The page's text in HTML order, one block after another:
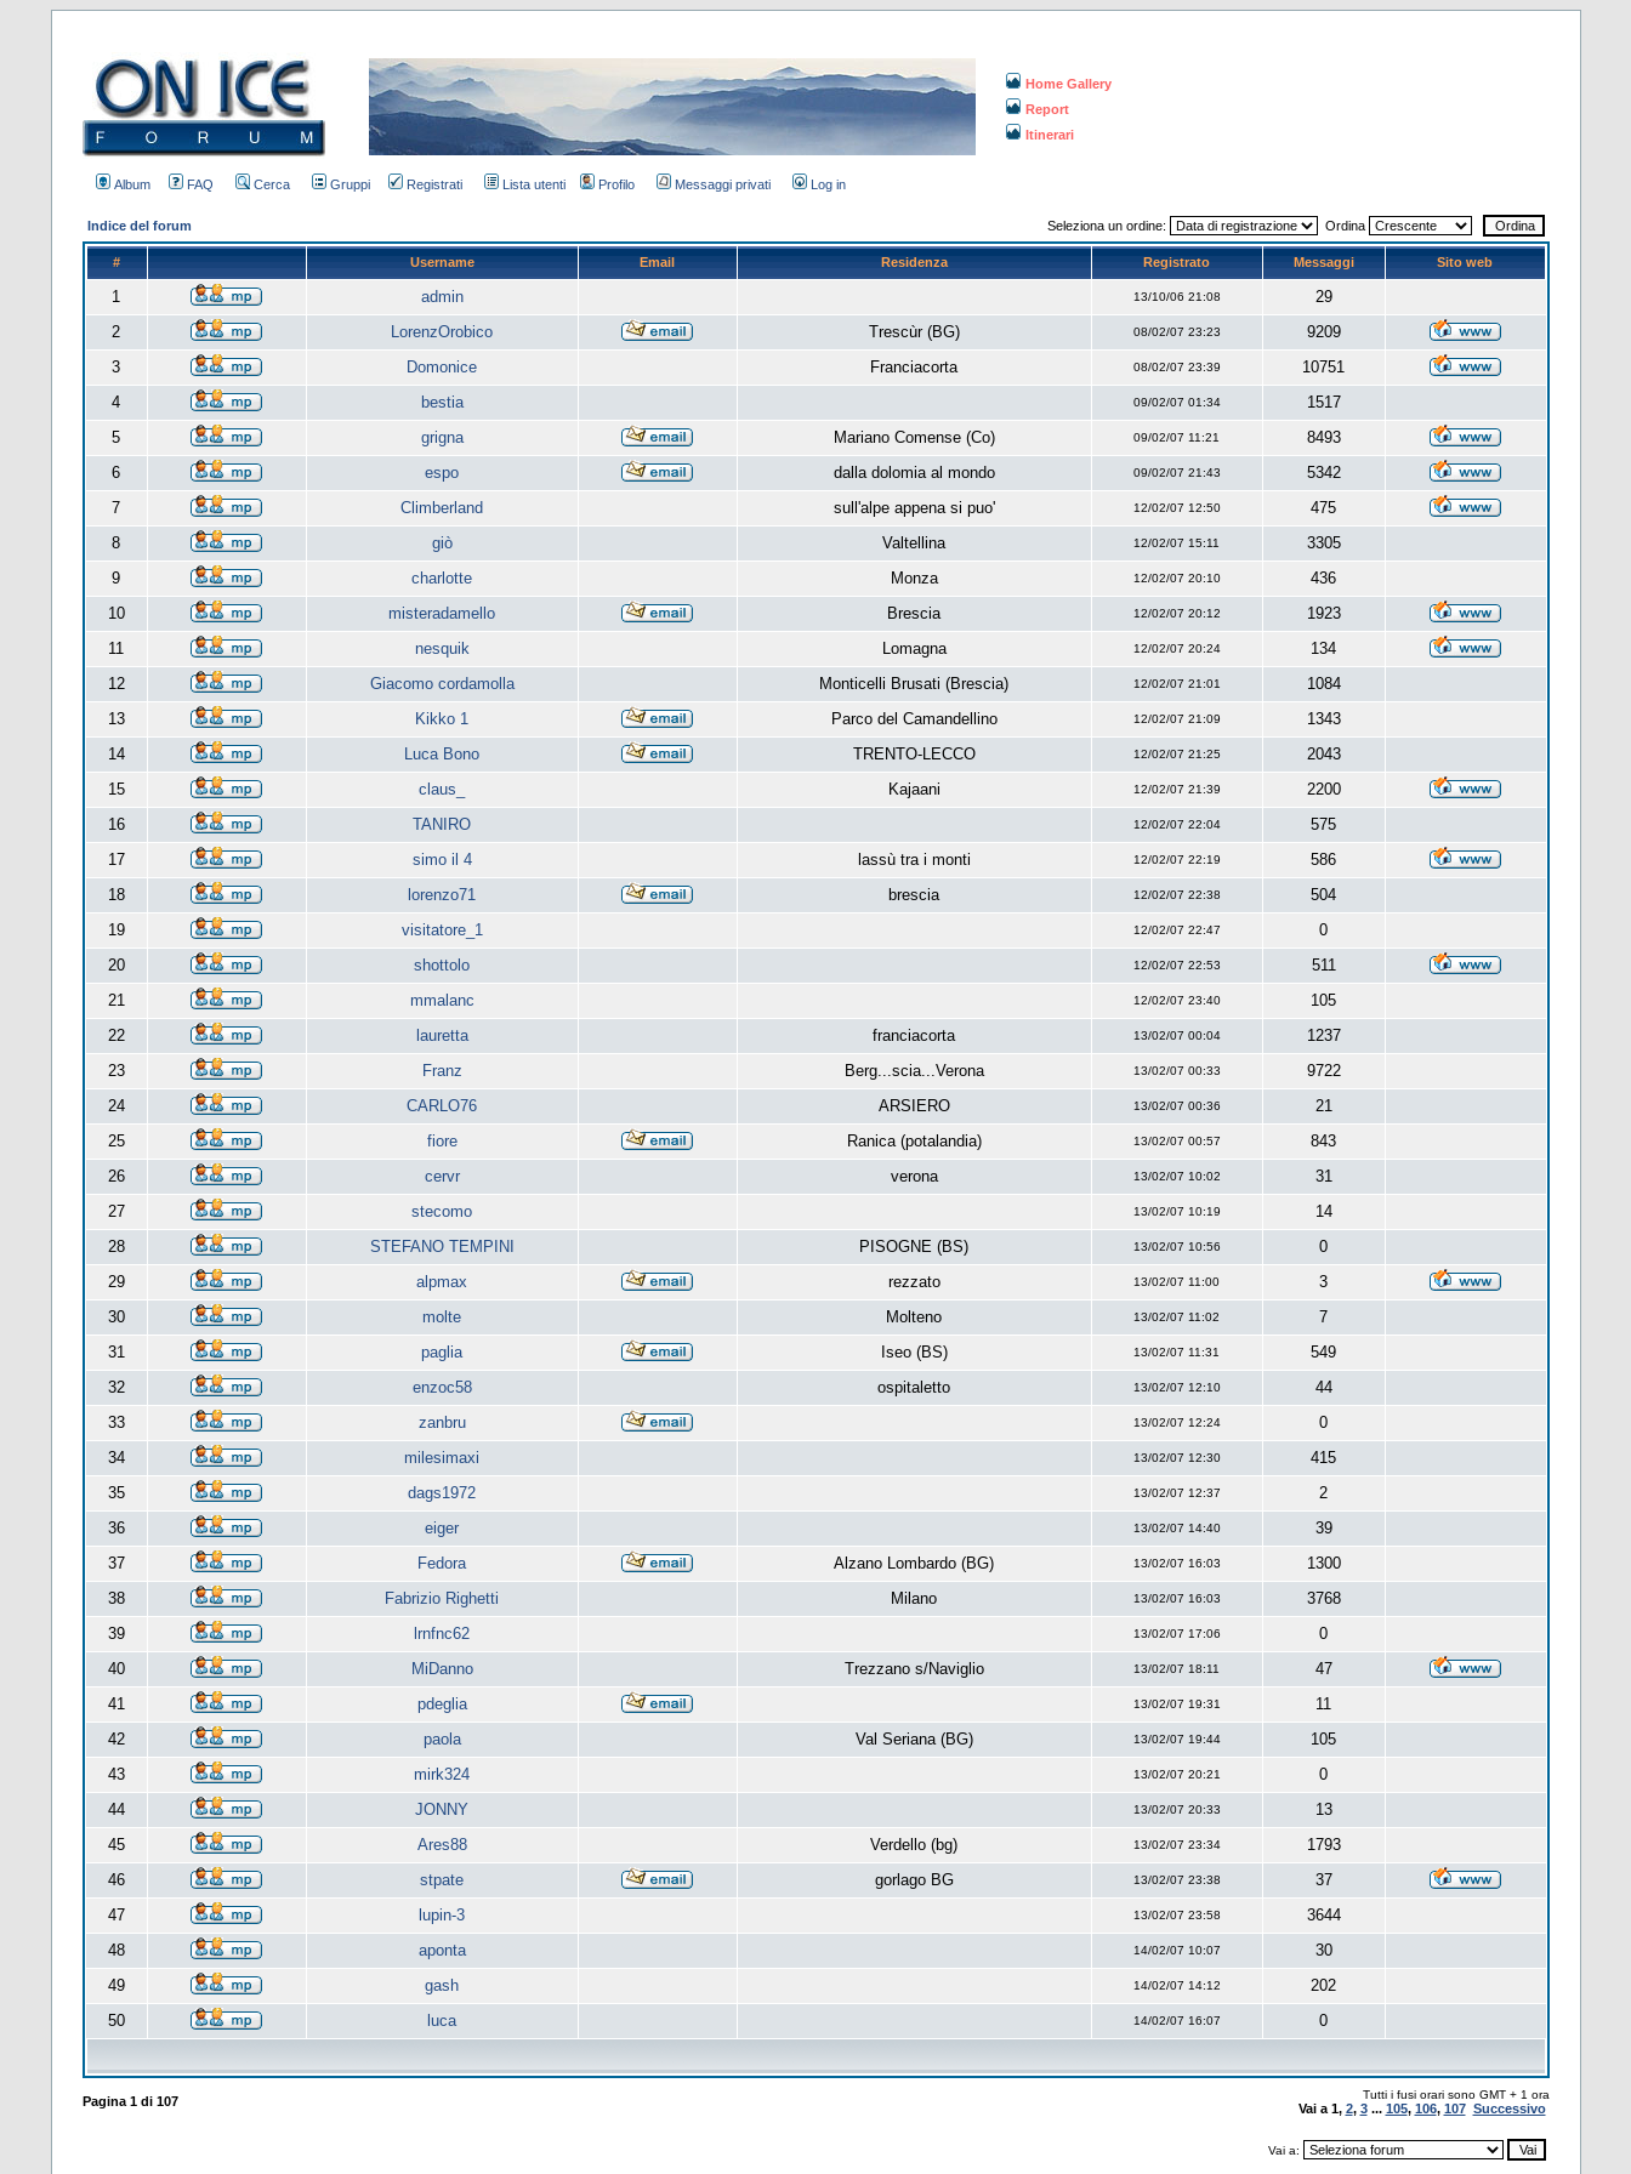
Home Gallery
Report
Itinerari
Album FAQ Cerca Gruppi Registrati Lista utenti Profilo Messaggi privati Log in
Indice del forum Seleziona un ordine: Ordina
# Username Email Residenza Registrato Messaggi Sito web
1 admin 13/10/06 21:08
29
2
LorenzOrobico Trescùr (BG) 08/02/07 23:23
9209
3
Domonice Franciacorta 08/02/07 23:39
10751
4
bestia 09/02/07 01:34
1517
5
grigna Mariano Comense (Co) 09/02/07 11:21
8493
6
espo dalla dolomia al mondo 09/02/07 21:43
5342
7
Climberland sull'alpe appena si puo' 12/02/07 12:50
475
8
giò Valtellina 12/02/07 15:11
3305
9
charlotte Monza 12/02/07 20:10
436
10
misteradamello Brescia 12/02/07 20:12
1923
11
nesquik Lomagna 12/02/07 20:24
134
12
Giacomo cordamolla Monticelli Brusati (Brescia) 12/02/07 21:01
1084
13
Kikko 1 Parco del Camandellino 12/02/07 21:09
1343
14
Luca Bono TRENTO-LECCO 12/02/07 21:25
2043
15
claus_ Kajaani 12/02/07 21:39
2200
16
TANIRO 12/02/07 22:04
575
17
simo il 4 lassù tra i monti 12/02/07 22:19
586
18
lorenzo71 brescia 12/02/07 22:38
504
19
visitatore_1 12/02/07 22:47
0
20
shottolo 12/02/07 22:53
511
21
mmalanc 12/02/07 23:40
105
22
lauretta franciacorta 13/02/07 00:04
1237
23
Franz Berg...scia...Verona 13/02/07 00:33
9722
24
CARLO76 ARSIERO 13/02/07 00:36
21
25
fiore Ranica (potalandia) 13/02/07 00:57
843
26
cervr verona 13/02/07 10:02
31
27
stecomo 13/02/07 10:19
14
28
STEFANO TEMPINI PISOGNE (BS) 13/02/07 10:56
0
29
alpmax rezzato 13/02/07 11:00
3
30
molte Molteno 13/02/07 11:02
7
31
paglia Iseo (BS) 13/02/07 11:31
549
32
enzoc58 ospitaletto 13/02/07 12:10
44
33
zanbru 13/02/07 12:24
0
34
milesimaxi 13/02/07 12:30
415
35
dags1972 13/02/07 12:37
2
36
eiger 13/02/07 14:40
39
37
Fedora Alzano Lombardo (BG) 13/02/07 16:03
1300
38
Fabrizio Righetti Milano 13/02/07 16:03
3768
39
lrnfnc62 13/02/07 17:06
0
40
MiDanno Trezzano s/Naviglio 13/02/07 18:11
47
41
pdeglia 13/02/07 19:31
11
42
paola Val Seriana (BG) 13/02/07 19:44
105
43
mirk324 13/02/07 20:21
0
44
JONNY 13/02/07 20:33
13
45
Ares88 Verdello (bg) 13/02/07 23:34
1793
46
stpate gorlago BG 13/02/07 23:38
37
47
lupin-3 13/02/07 23:58
3644
48
aponta 14/02/07 10:07
30
49
gash 14/02/07 14:12
202
50
luca 14/02/07 16:07 0
Pagina 1di 107 Tutti i fusi orari sono GMT + 1 ora
Vai a 1, 2, 3... 105, 106, 107 Successivo
Vai a: